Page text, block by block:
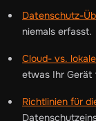
Datenschutz-
niemals erfasst.
Cloud- vs.
etwas Ihr Gerät
Richtlinien für